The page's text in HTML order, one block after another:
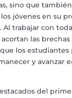
sino que
jóvenes en su
Al trabajar con
las
los estudiantes
y avanzar
del